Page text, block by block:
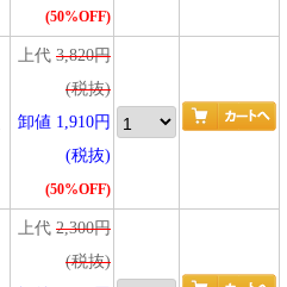
(50%OFF)
上代 3,820円
(税抜)
卸値 1,910円
(税抜)
(50%OFF)
上代 2,300円
(税抜)